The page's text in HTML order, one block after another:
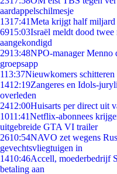
aardappelschilmesje
1317:41Meta krijgt half miljard
6915:03Israël meldt dood
aangekondigd
2913:48NPO-manager Menno
groepsapp
113:37Nieuwkomers
1412:19Zangeres en Idols-
overleden
2412:00Huisarts per direct uit
1011:41Netflix-abonnees
uitgebreide GTA VI trailer
2610:54NAVO zet wegens
gevechtsvliegtuigen in
1410:46Accell, moederbedrijf
betaling aan